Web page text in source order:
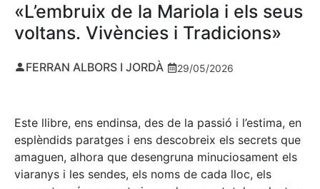
«L’embruix de la Mariola i els seus
voltans. Vivències i Tradicions»
FERRAN ALBORS I JORDÀ 29/05/2026
Este llibre, ens endinsa, des de la passió i l’estima, en
esplèndids paratges i ens descobreix els secrets que
amaguen, alhora que desengruna minuciosament els
viaranys i les sendes, els noms de cada lloc, els